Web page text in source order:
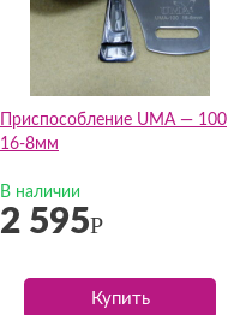
Приспособление UMA — 100
16-8мм
В наличии
2 595Р
Купить